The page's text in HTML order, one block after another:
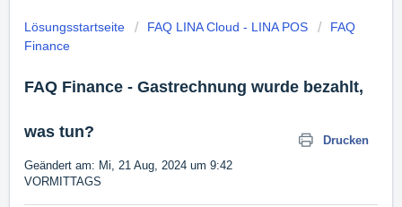
Lösungsstartseite FAQ LINA Cloud - LINA POS
FAQ
Finance
FAQ Finance - Gastrechnung wurde bezahlt,
was tun?
Drucken
Geändert am: Mi, 21 Aug, 2024 um 9:42
VORMITTAGS